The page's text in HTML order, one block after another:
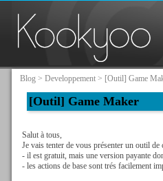
Blog > Developpement > [Outil] Game
[Outil] Game Maker
Salut à tous,
Je vais tenter de vous présenter un outil
- il est gratuit, mais une version payante
- les actions de base sont trés facilement